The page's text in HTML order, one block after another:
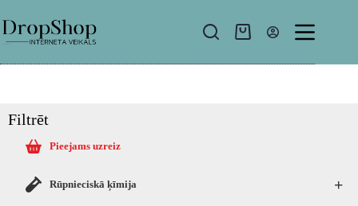
Filtrēt
Pieejams uzreiz
+
Rūpnieciskā ķīmija